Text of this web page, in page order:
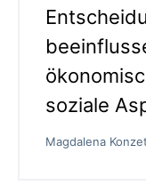
soziale
Magdalena